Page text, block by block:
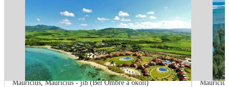
Mauricius,Mauricius - jih (Bel Ombre a okolí) Mauricius